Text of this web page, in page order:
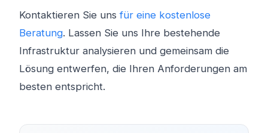
Kontaktieren Sie unsfür eine kostenlose
Beratung. Lassen Sie uns Ihre bestehende
Infrastruktur analysieren und gemeinsam die
Lösung entwerfen, die Ihren Anforderungen am
besten entspricht.